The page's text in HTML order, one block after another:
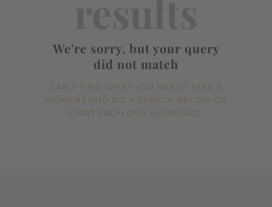
We're sorry, but your query
did not match
CAN'T FIND WHAT YOU NEED? TAKE A
MOMENT AND DO A SEARCH BELOW OR
START FROM OUR HOMEPAGE.